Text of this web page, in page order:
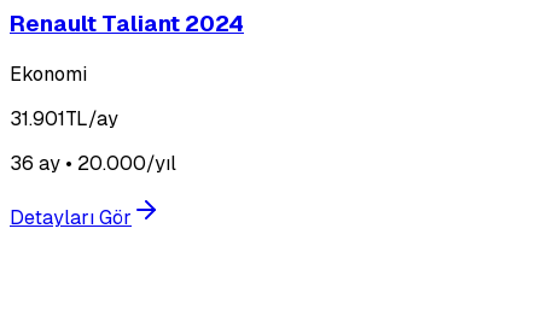
Renault Taliant 2024
Ekonomi
31.901TL/ay
36 ay • 20.000/yıl
Detayları Gör